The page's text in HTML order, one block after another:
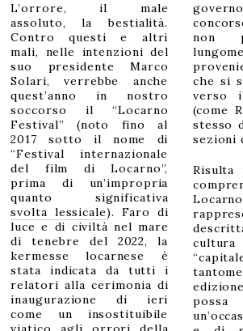
L’orrore, il male
assoluto, la bestialità.
Contro questi e altri
mali, nelle intenzioni del
suo presidente Marco
Solari, verrebbe anche
quest’anno in nostro
soccorso il “Locarno
Festival” (noto fino al
2017 sotto il nome di
“Festival internazionale
del film di Locarno”,
prima di un’impropria
quanto significativa
svolta lessicale). Faro di
luce e di civiltà nel mare
di tenebre del 2022, la
kermesse locarnese è
stata indicata da tutti i
relatori alla cerimonia di
inaugurazione di ieri
come un insostituibile
non
che si
verso
(come
stesso
sezioni
Risulta
possa